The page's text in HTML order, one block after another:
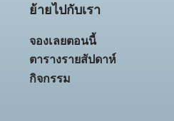
ย้ายไปกับเรา
จองเลยตอนนี้
ตารางรายสัปดาห์
กิจกรรม